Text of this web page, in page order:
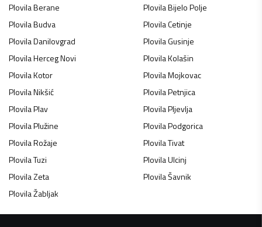
PlovilaBerane PlovilaBijelo Polje
PlovilaBudva PlovilaCetinje
PlovilaDanilovgrad PlovilaGusinje
PlovilaHerceg Novi PlovilaKolašin
PlovilaKotor PlovilaMojkovac
PlovilaNikšić PlovilaPetnjica
PlovilaPlav PlovilaPljevlja
PlovilaPlužine PlovilaPodgorica
PlovilaRožaje PlovilaTivat
PlovilaTuzi PlovilaUlcinj
PlovilaZeta PlovilaŠavnik
PlovilaŽabljak